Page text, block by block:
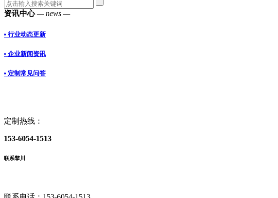
资讯中心— news —
• 行业动态更新
• 企业新闻资讯
• 定制常见问答
定制热线：
153-6054-1513
联系擎川